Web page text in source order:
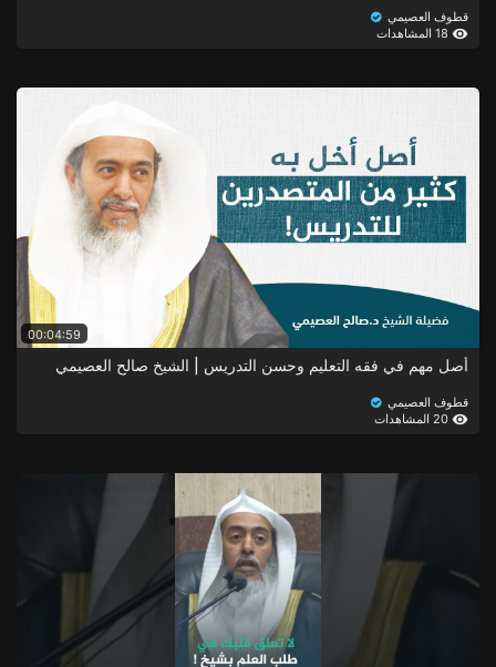
قطوف العصيمي
00:04:59
أصل مهم في فقه التعليم وحسن التدريس | الشيخ صالح العصيمي
قطوف العصيمي